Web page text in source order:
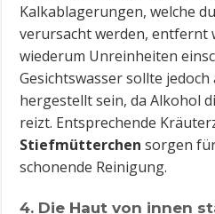
Kalkablagerungen, welche
verursacht werden, entfernt
wiederum Unreinheiten
Gesichtswasser sollte
hergestellt sein, da Alkohol
reizt. Entsprechende
Stiefmütterchen sorgen
schonende Reinigung.
4. Die Haut von innen